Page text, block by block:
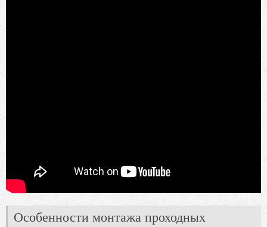
Особенности монтажа проходных